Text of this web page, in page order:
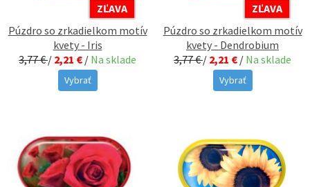
ZĽAVA
Púzdro so zrkadielkom motív
kvety - Iris
3,77 €/ 2,21 € / Na sklade
Vybrať
ZĽAVA
Púzdro so zrkadielkom motív
kvety - Dendrobium
3,77 €/ 2,21 € / Na sklade
Vybrať